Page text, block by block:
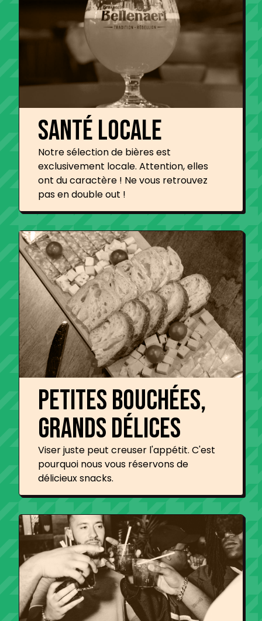
Santé Locale
Notre sélection de bières est
exclusivement locale. Attention, elles
ont du caractère ! Ne vous retrouvez
pas en double out !
Petites bouchées,
grands délices
Viser juste peut creuser l'appétit. C'est
pourquoi nous vous réservons de
délicieux snacks.